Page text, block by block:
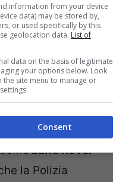
solo alla
modelli
poter lavorare
Land Rover
la Polizia
information from your device
data) may be stored by,
or used specifically by this
geolocation data. List of
data on the basis of legitimate
your options below. Look
site menu to manage or
Consent